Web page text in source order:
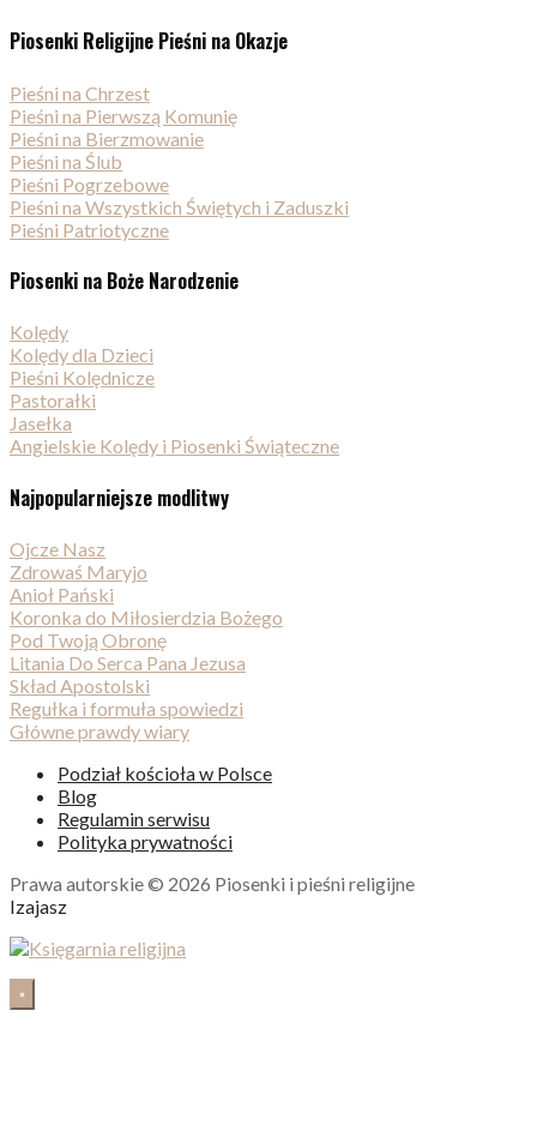
Piosenki Religijne Pieśni na Okazje
Pieśni na Chrzest
Pieśni na Pierwszą Komunię
Pieśni na Bierzmowanie
Pieśni na Ślub
Pieśni Pogrzebowe
Pieśni na Wszystkich Świętych i Zaduszki
Pieśni Patriotyczne
Piosenki na Boże Narodzenie
Kolędy
Kolędy dla Dzieci
Pieśni Kolędnicze
Pastorałki
Jasełka
Angielskie Kolędy i Piosenki Świąteczne
Najpopularniejsze modlitwy
Ojcze Nasz
Zdrowaś Maryjo
Anioł Pański
Koronka do Miłosierdzia Bożego
Pod Twoją Obronę
Litania Do Serca Pana Jezusa
Skład Apostolski
Regułka i formuła spowiedzi
Główne prawdy wiary
Podział kościoła w Polsce
Blog
Regulamin serwisu
Polityka prywatności
Prawa autorskie © 2026 Piosenki i pieśni religijne
Izajasz
×